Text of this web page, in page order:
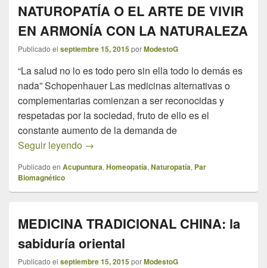
NATUROPATÍA O EL ARTE DE VIVIR
EN ARMONÍA CON LA NATURALEZA
Publicado el septiembre 15, 2015porModestoG
“La salud no lo es todo pero sin ella todo lo demás es
nada” Schopenhauer Las medicinas alternativas o
complementarias comienzan a ser reconocidas y
respetadas por la sociedad, fruto de ello es el
constante aumento de la demanda de
Seguir leyendo NATUROPATÍA O EL ARTE DE VIVIR
→
Publicado en Acupuntura, Homeopatía, Naturopatía, Par
Biomagnético
MEDICINA TRADICIONAL CHINA: la
sabiduría oriental
Publicado el septiembre 15, 2015porModestoG